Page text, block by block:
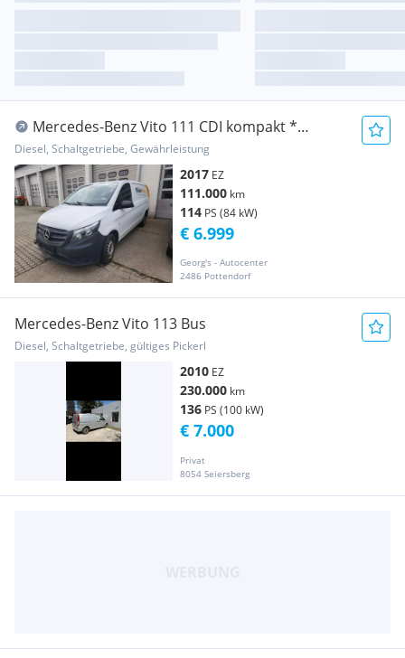
Mercedes-Benz Vito 111 CDI kompakt *
Klimaanlage * Transporter / Kastenwagen
Diesel, Schaltgetriebe, Gewährleistung
2017 EZ
111.000 km
114 PS (84 kW)
Georg's - Autocenter
2486 Pottendorf
€ 6.999
Mercedes-Benz Vito 113 Bus
Diesel, Schaltgetriebe, gültiges Pickerl
2010 EZ
230.000 km
136 PS (100 kW)
Privat
8054 Seiersberg
€ 7.000